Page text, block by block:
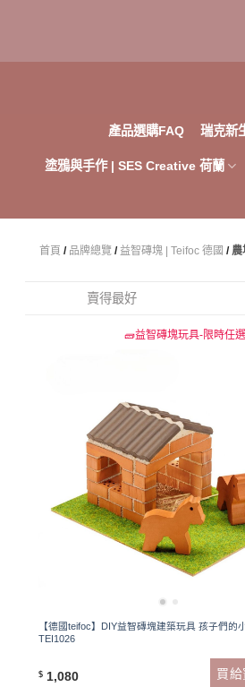
產品選購FAQ 瑞克新
塗鴉與手作 | SES Creative 荷蘭
首頁 / 品牌總覽 / 益智磚塊 | Teifoc 德國 /農
賣得最好
🧱益智磚塊玩具-限時任
【德國teifoc】DIY益智磚塊建築玩具 孩子們的
TEI1026
$ 1,080 買給